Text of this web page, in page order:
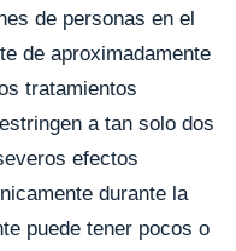
de personas en el
de aproximadamente
tratamientos
a tan solo dos
efectos
durante la
puede tener pocos o